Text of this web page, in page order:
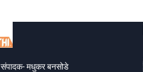
संपादक- मधुकर बनसोडे